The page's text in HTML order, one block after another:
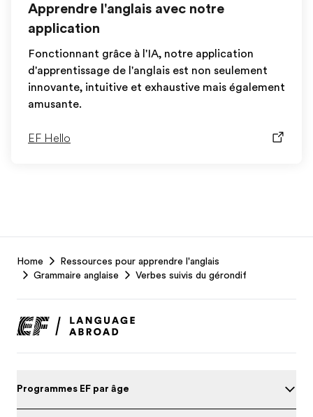
Apprendre l'anglais avec notre
application
Fonctionnant grâce à l'IA, notre application
d'apprentissage de l'anglais est non seulement
innovante, intuitive et exhaustive mais également
amusante.
EF Hello
Footer
Home
Ressources pour apprendre l'anglais
Grammaire anglaise
Verbes suivis du gérondif
Programmes EF par âge